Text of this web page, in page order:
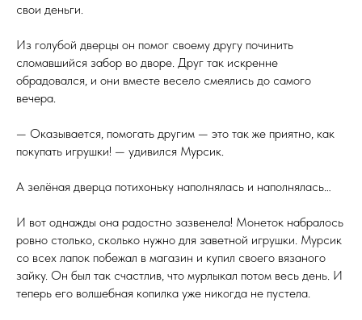
свои деньги.
Из голубой дверцы он помог своему другу починить
сломавшийся забор во дворе. Друг так искренне
обрадовался, и они вместе весело смеялись до самого
вечера.
— Оказывается, помогать другим — это так же приятно, как
покупать игрушки! — удивился Мурсик.
А зелёная дверца потихоньку наполнялась и наполнялась…
И вот однажды она радостно зазвенела! Монеток набралось
ровно столько, сколько нужно для заветной игрушки. Мурсик
со всех лапок побежал в магазин и купил своего вязаного
зайку. Он был так счастлив, что мурлыкал потом весь день. И
теперь его волшебная копилка уже никогда не пустела.